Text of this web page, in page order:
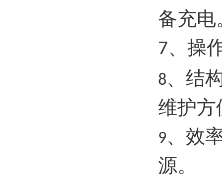
备充电
7、操
8、结
维护方
9、效
源。